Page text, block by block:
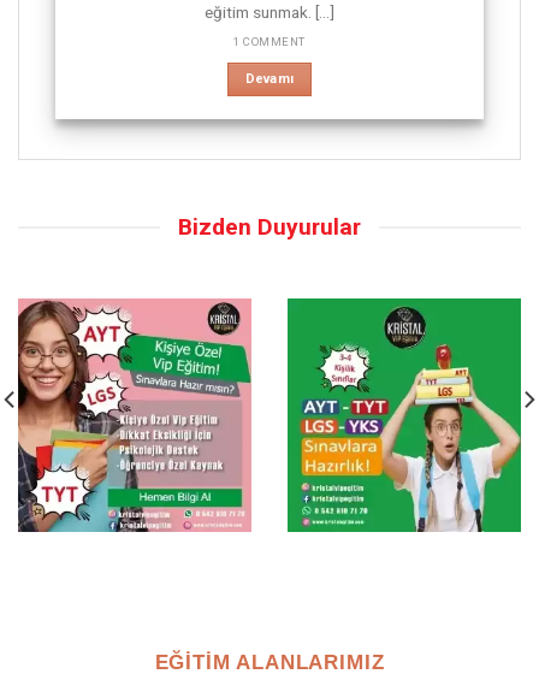
eğitim sunmak. [...]
1 COMMENT
Devamı
Bizden Duyurular
EĞİTİM ALANLARIMIZ